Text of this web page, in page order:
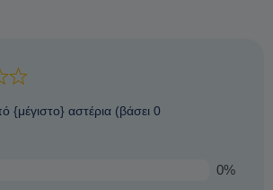
{μέγιστο} αστέρια (βάσει 0
0%